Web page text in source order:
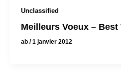
Unclassified
Meilleurs Voeux – Best
ab /1 janvier 2012